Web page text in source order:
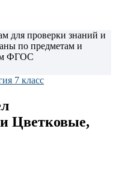
для проверки знаний и
по предметам и
ФГОС
7 класс
Цветковые,